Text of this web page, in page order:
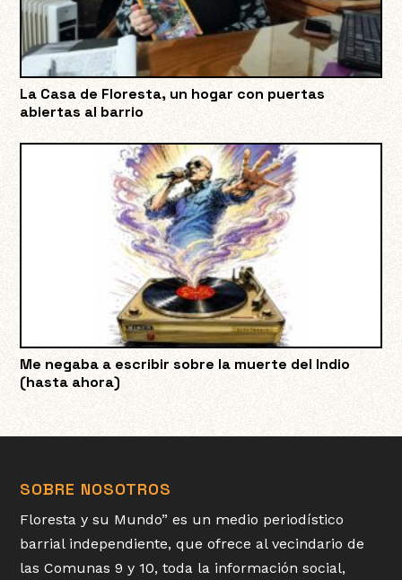
La Casa de Floresta, un hogar con puertas
abiertas al barrio
Me negaba a escribir sobre la muerte del Indio
(hasta ahora)
SOBRE NOSOTROS
Floresta y su Mundo” es un medio periodístico
barrial independiente, que ofrece al vecindario de
las Comunas 9 y 10, toda la información social,